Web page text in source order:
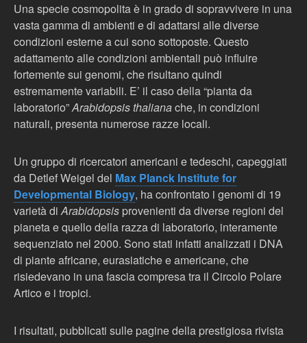
Una specie cosmopolita è in grado di sopravvivere in una
vasta gamma di ambienti e di adattarsi alle diverse
condizioni esterne a cui sono sottoposte. Questo
adattamento alle condizioni ambientali può influire
fortemente sui genomi, che risultano quindi
estremamente variabili. E’ il caso della “pianta da
laboratorio”Arabidopsis thalianache, in condizioni
naturali, presenta numerose razze locali.
Un gruppo di ricercatori americani e tedeschi, capeggiati
da Detlef Weigel del Max Planck Institute for
Developmental Biology, ha confrontato i genomi di 19
varietà diArabidopsis provenienti da diverse regioni del
pianeta e quello della razza di laboratorio, interamente
sequenziato nel 2000. Sono stati infatti analizzati i DNA
di piante africane, eurasiatiche e americane, che
risiedevano in una fascia compresa tra il Circolo Polare
Artico e i tropici.
I risultati, pubblicati sulle pagine della prestigiosa rivista